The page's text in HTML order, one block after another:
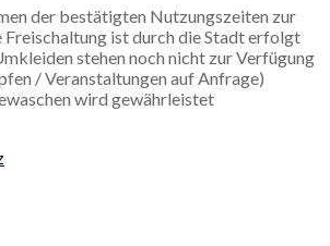
der bestätigten Nutzungszeiten zur
Freischaltung ist durch die Stadt erfolgt
stehen noch nicht zur Verfügung
/ Veranstaltungen auf Anfrage)
wird gewährleistet